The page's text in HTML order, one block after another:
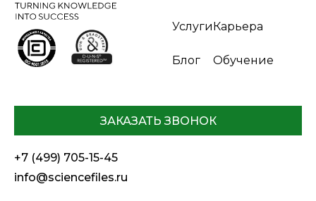
Услуги
Блог
Карьера
Обучение
ЗАКАЗАТЬ ЗВОНОК
+7 (499) 705-15-45
info@sciencefiles.ru